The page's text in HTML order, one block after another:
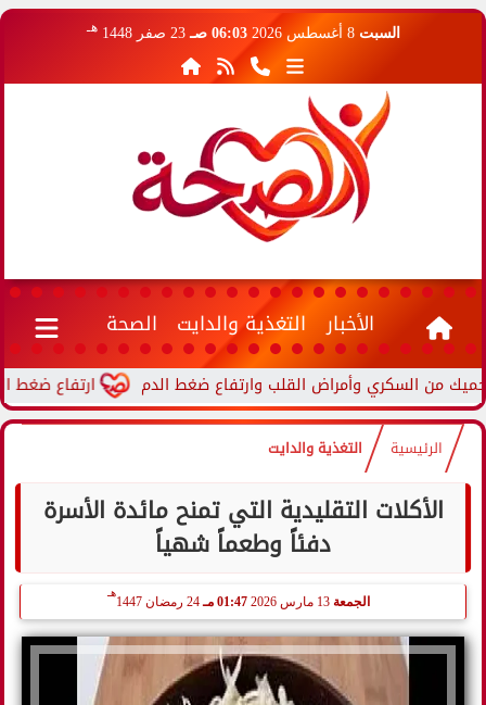
السبت 8 أغسطس 2026 06:03 صـ 23 صفر 1448 هـ
الأخبار التغذية والدايت الصحة
ارتفاع ضغط الدم
الرئيسية التغذية والدايت
الأكلات التقليدية التي تمنح مائدة الأسرة
دفئاً وطعماً شهياً
الجمعة 01:47 مـ 24 رمضان 1447
هـ